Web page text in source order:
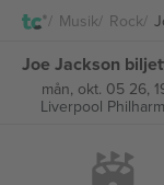
Musik Rock
Joe Jackson
mån, okt. 05 26,
Liverpool